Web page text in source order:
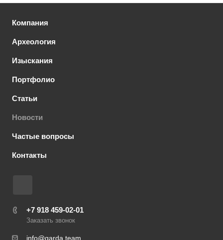
Компания
Археология
Изыскания
Портфолио
Статьи
Новости
Частые вопросы
Контакты
+7 918 459-02-01
Заказать звонок
info@garda.team